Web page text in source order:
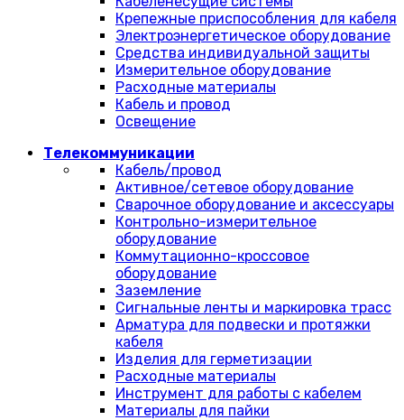
Крепежные приспособления для кабеля
Электроэнергетическое оборудование
Средства индивидуальной защиты
Измерительное оборудование
Расходные материалы
Кабель и провод
Освещение
Телекоммуникации
Кабель/провод
Активное/сетевое оборудование
Сварочное оборудование и аксессуары
Контрольно-измерительное
оборудование
Коммутационно-кроссовое
оборудование
Заземление
Сигнальные ленты и маркировка трасс
Арматура для подвески и протяжки
кабеля
Изделия для герметизации
Расходные материалы
Инструмент для работы с кабелем
Материалы для пайки